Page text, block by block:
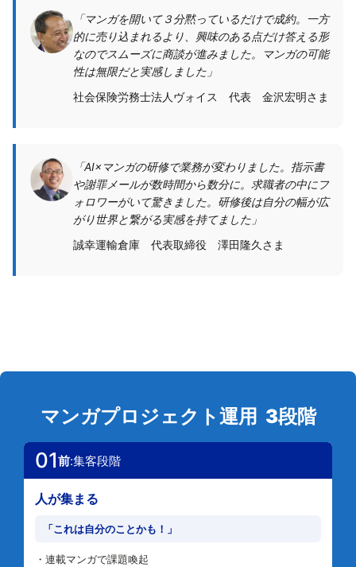
「マンガを開いて３分黙っているだけで成約。一方
的に売り込まれるより、興味のある点だけ答える形
なのでスムーズに商談が進みました。マンガの可能
性は無限だと実感しました」
社会保険労務士法人ヴォイス 代表 金沢宏明さま
「AI×マンガの研修で業務が変わりました。指示書
や謝罪メールが数時間から数分に。求職者の中にフ
ォロワーがいて驚きました。研修後は自分の幅が広
がり世界と繋がる実感を持てました」
誠幸運輸倉庫 代表取締役 澤田隆久さま
マンガプロジェクト運用 3段階
01前:集客段階
人が集まる
「これは自分のことかも！」
・連載マンガで課題喚起